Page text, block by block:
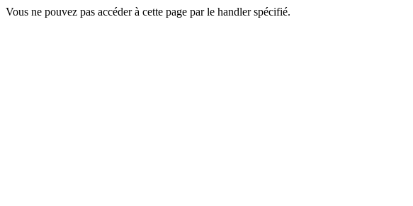
Vous ne pouvez pas accéder à cette page par le handler spécifié.